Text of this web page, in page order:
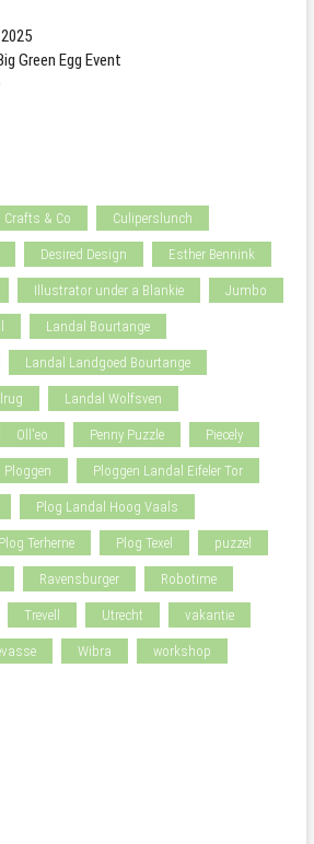
Green Egg Event
Crafts & Co Culiperslunch
Desired Design Esther Bennink
Illustrator under a Blankie Jumbo
Landal Bourtange
Landal Landgoed Bourtange
Landal Wolfsven
Oll'eo Penny Puzzle Piecely
Ploggen Ploggen Landal Eifeler Tor
Plog Landal Hoog Vaals
Plog Terherne Plog Texel puzzel
Ravensburger Robotime
Trevell Utrecht vakantie
Wibra workshop